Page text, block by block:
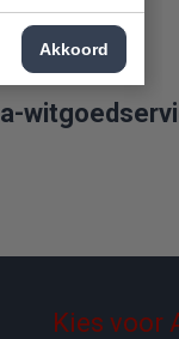
Akkoord
46
Kies voor